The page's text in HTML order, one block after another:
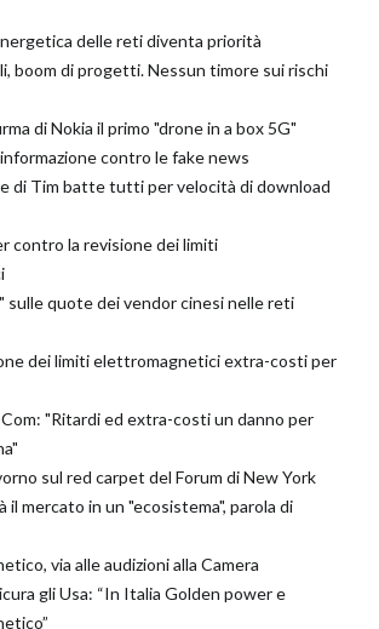
delle reti diventa priorità
boom di progetti. Nessun timore sui rischi
di Nokia il primo "drone in a box 5G"
contro le fake news
di Tim batte tutti per velocità di download
contro la revisione dei limiti
sulle quote dei vendor cinesi nelle reti
dei limiti elettromagnetici extra-costi per
"Ritardi ed extra-costi un danno per
sul red carpet del Forum di New York
il mercato in un "ecosistema", parola di
via alle audizioni alla Camera
gli Usa: “In Italia Golden power e